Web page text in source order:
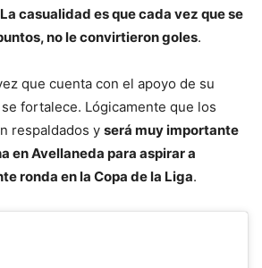
La casualidad es que cada vez que se
no le convirtieron goles.
que cuenta con el apoyo de su
fortalece. Lógicamente que los
respaldados y será muy importante
en Avellaneda para aspirar a
ronda en la Copa de la Liga.